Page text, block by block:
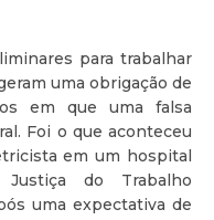
para trabalhar
uma obrigação de
em que uma falsa
Foi o que aconteceu
em um hospital
do Trabalho
uma expectativa de